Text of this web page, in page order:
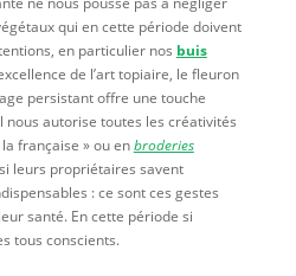
qui en cette période doivent
en particulier nos buis
de l’art topiaire, le fleuron
persistant offre une touche
autorise toutes les créativités
française » ou enbroderies
leurs propriétaires savent
: ce sont ces gestes
santé. En cette période si
tous conscients.